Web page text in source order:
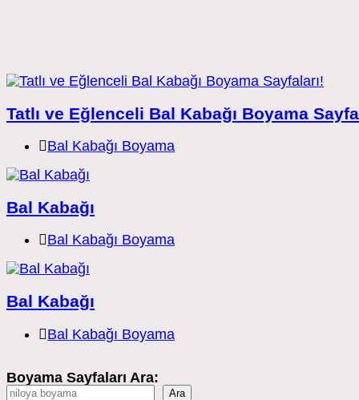
Tatlı ve Eğlenceli Bal Kabağı Boyama
Post
Bal Kabağı Boyama
Bal Kabağı
Post
Bal Kabağı Boyama
Bal Kabağı
Post
Bal Kabağı Boyama
Boyama Sayfaları Ara:
Ara